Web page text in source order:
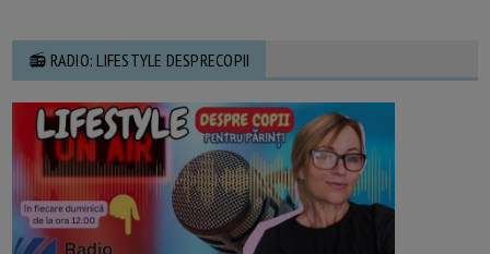
📻 RADIO: LIFESTYLE DESPRECOPII